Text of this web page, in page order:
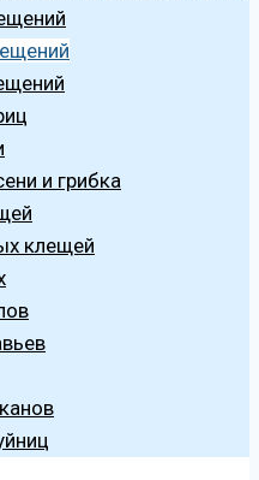
и грибка
клещей